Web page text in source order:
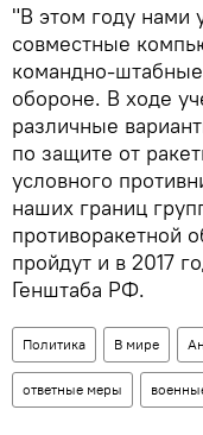
"В этом году нами
совместные
командно-
обороне. В ходе
различные
по защите от
условного
наших границ
противоракетной
пройдут и в 2017
Генштаба РФ.
Политика В мире
ответные меры